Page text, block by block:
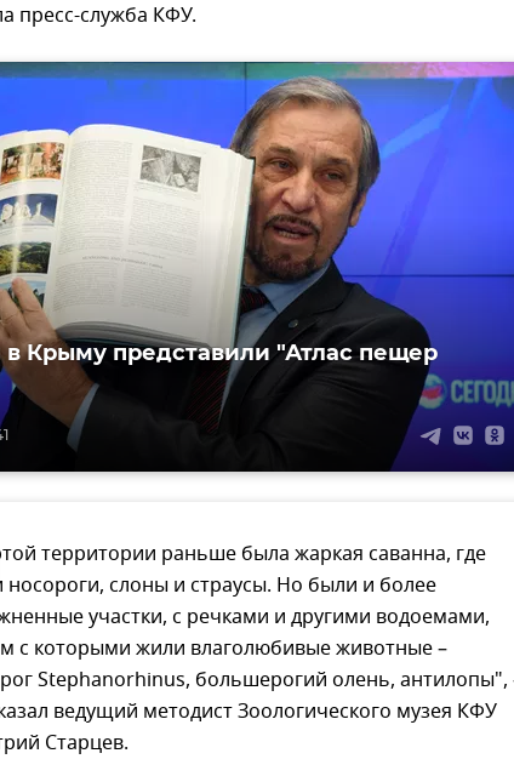
пресс-служба КФУ.
в Крыму представили "Атлас пещер
территории раньше была жаркая саванна, где
слоны и страусы. Но были и более
участки, с речками и другими водоемами,
с которыми жили влаголюбивые животные –
Stephanorhinus, большерогий олень, антилопы",
ведущий методист Зоологического музея КФУ
Старцев.